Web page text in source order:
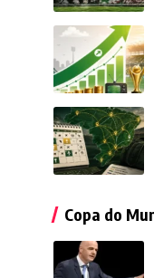
Copa do